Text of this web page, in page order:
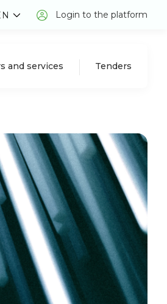
Login to the platform
and services Tenders